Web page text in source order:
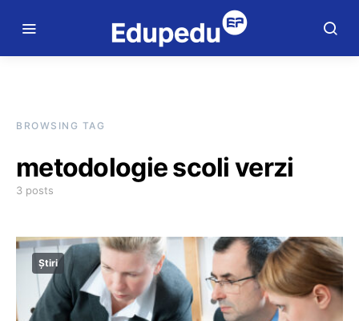
BROWSING TAG
metodologie scoli verzi
3 posts
Știri